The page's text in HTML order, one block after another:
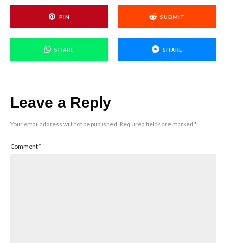
PIN SUBMIT
SHARE SHARE
Leave a Reply
Your email address will not be published. Required fields are marked *
Comment*